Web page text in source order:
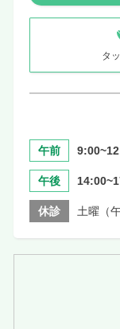
タ
午前
午後
休診 土曜（